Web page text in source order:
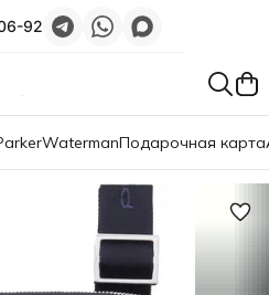
92
WatermanПодарочная карта